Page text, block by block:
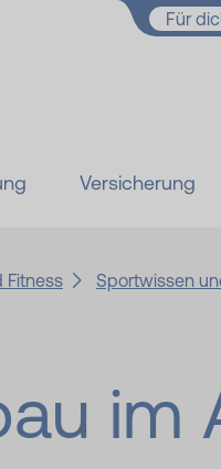
Für
Versicherung
Fitness Sportwissen
im